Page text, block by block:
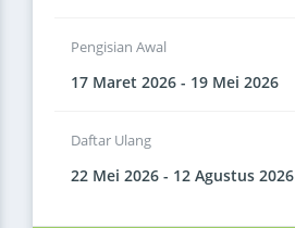
Pengisian Awal
17 Maret 2026 - 19 Mei 2026
Daftar Ulang
22 Mei 2026 - 12 Agustus 2026